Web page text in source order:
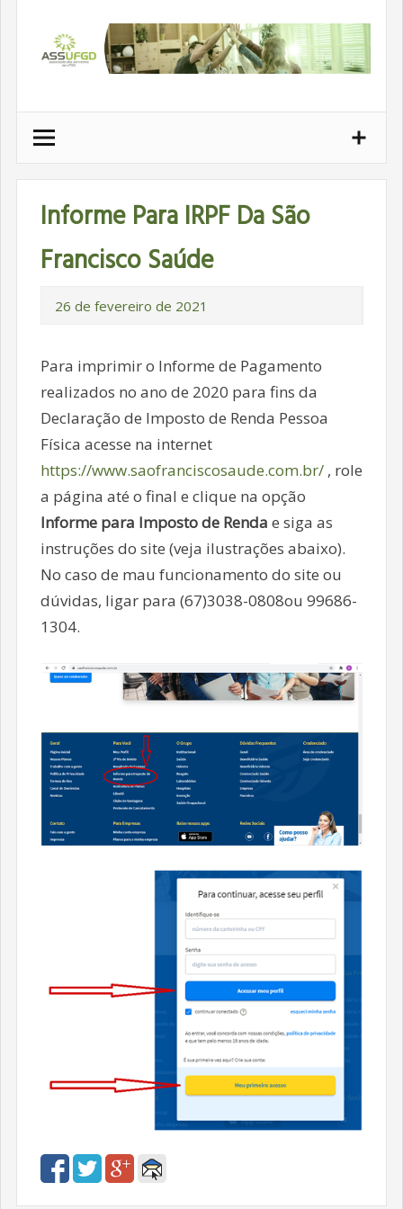
conteúdo
Informe Para IRPF Da São
Francisco Saúde
26 de fevereiro de 2021
Para imprimir o Informe de Pagamento
realizados no ano de 2020 para fins da
Declaração de Imposto de Renda Pessoa
Física acesse na internet
https://www.saofranciscosaude.com.br/, role
a página até o final e clique na opção
Informe para Imposto de Renda e siga as
instruções do site (veja ilustrações abaixo).
No caso de mau funcionamento do site ou
dúvidas, ligar para (67)3038-0808ou 99686-
1304.